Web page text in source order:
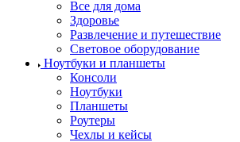
Все для дома
Здоровье
Развлечение и путешествие
Световое оборудование
Ноутбуки и планшеты
Консоли
Ноутбуки
Планшеты
Роутеры
Чехлы и кейсы